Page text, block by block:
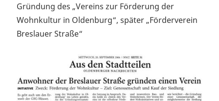
Gründung des „Vereins zur Förderung der
Wohnkultur in Oldenburg“, später „Förderverein
Breslauer Straße“